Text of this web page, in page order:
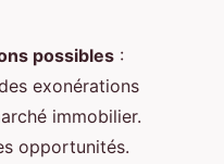
possibles :
exonérations
immobilier.
opportunités.